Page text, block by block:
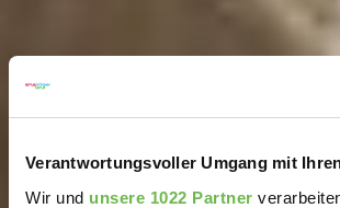
Verantwortungsvoller Umgang mit
Wir und unsere 1022 Partner